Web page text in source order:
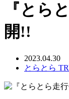
『とら
開!!
2023.04.30
とらとら